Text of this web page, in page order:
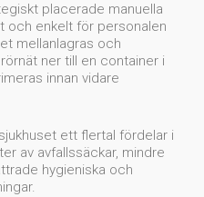
placerade manuella
och enkelt för personalen
mellanlagras och
ner till en container i
innan vidare
ett flertal fördelar i
av avfallssäckar, mindre
hygieniska och